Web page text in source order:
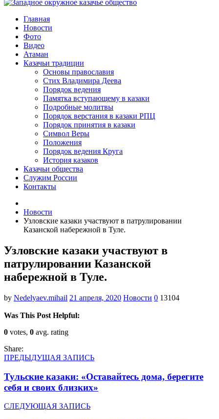
Главная
Новости
Фото
Видео
Атаман
Казачьи традиции
Основы православия
Стих Владимира Деева
Порядок ведения
Памятка вступающему в казаки
Подробные молитвы
Порядок верстания в казаки РПЦ
Порядок принятия в казаки
Символ Веры
Положения
Порядок ведения Круга
История казаков
Казачьи общества
Служим России
Контакты
Новости
Узловские казаки участвуют в патрулировании
Казанской набережной в Туле.
Узловские казаки участвуют в
патрулировании Казанской
набережной в Туле.
by Nedelyaev.mihail 21 апреля, 2020 Новости 0 13104
Was This Post Helpful:
0 votes, 0 avg. rating
Share:
ПРЕДЫДУЩАЯ ЗАПИСЬ
Тульские казаки: «Оставайтесь дома, берегите
себя и своих близких»
СЛЕДУЮЩАЯ ЗАПИСЬ